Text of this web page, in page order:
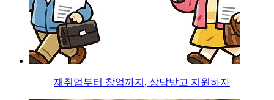
재취업부터 창업까지, 상담받고 지원하자